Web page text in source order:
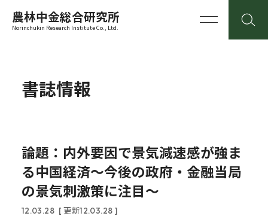
農林中金総合研究所
Norinchukin Research Institute Co., Ltd.
書誌情報
論題：内外要因で景気減速感が強ま
る中国経済～今後の政府・金融当局
の景気刺激策に注目～
12.03.28 [ 更新12.03.28 ]